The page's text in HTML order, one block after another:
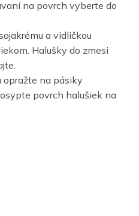
na povrch vyberte do
a vidličkou
Halušky do zmesi
opražte na pásiky
povrch halušiek na